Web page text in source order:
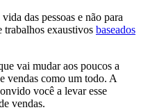
das pessoas e não para
trabalhos exaustivos baseados
vai mudar aos poucos a
vendas como um todo. A
você a levar esse
vendas.